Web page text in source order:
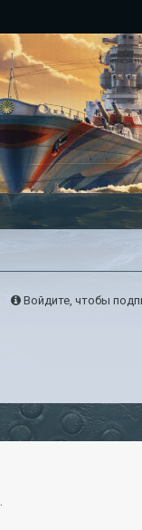
Войдите, чтобы